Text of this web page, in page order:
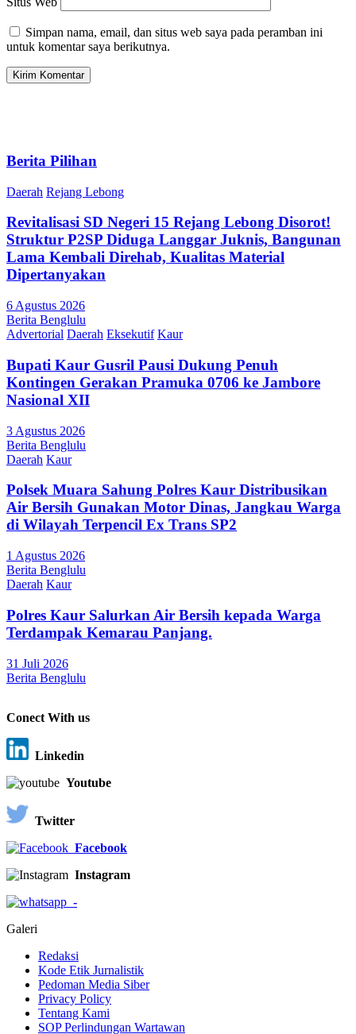
Simpan nama, email, dan situs web saya pada peramban ini
untuk komentar saya berikutnya.
Berita Pilihan
Daerah Rejang Lebong
Revitalisasi SD Negeri 15 Rejang Lebong Disorot!
Struktur P2SP Diduga Langgar Juknis, Bangunan
Lama Kembali Direhab, Kualitas Material
Dipertanyakan
6 Agustus 2026
Berita Benglulu
Advertorial Daerah Eksekutif Kaur
Bupati Kaur Gusril Pausi Dukung Penuh
Kontingen Gerakan Pramuka 0706 ke Jambore
Nasional XII
3 Agustus 2026
Berita Benglulu
Daerah Kaur
Polsek Muara Sahung Polres Kaur Distribusikan
Air Bersih Gunakan Motor Dinas, Jangkau Warga
di Wilayah Terpencil Ex Trans SP2
1 Agustus 2026
Berita Benglulu
Daerah Kaur
Polres Kaur Salurkan Air Bersih kepada Warga
Terdampak Kemarau Panjang.
31 Juli 2026
Berita Benglulu
Conect With us
Linkedin
Youtube
Twitter
Facebook
Instagram
-
Galeri
Redaksi
Kode Etik Jurnalistik
Pedoman Media Siber
Privacy Policy
Tentang Kami
SOP Perlindungan Wartawan